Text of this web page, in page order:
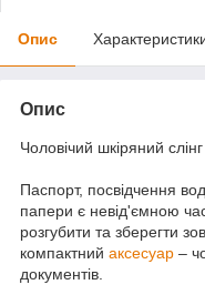
Опис
Опис
Чоловічий шкіряний слінг
Паспорт, посвідчення
папери є невід'ємною
розгубити та зберегти
компактний аксесуар –
документів.